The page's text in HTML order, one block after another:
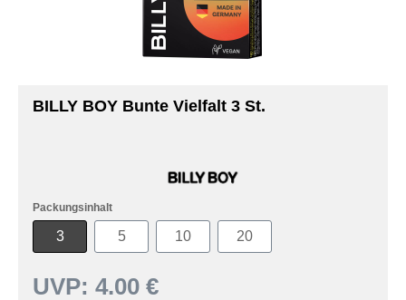
BILLY BOY Bunte Vielfalt 3 St.
Packungsinhalt
3 5 10 20
UVP: 4.00 €